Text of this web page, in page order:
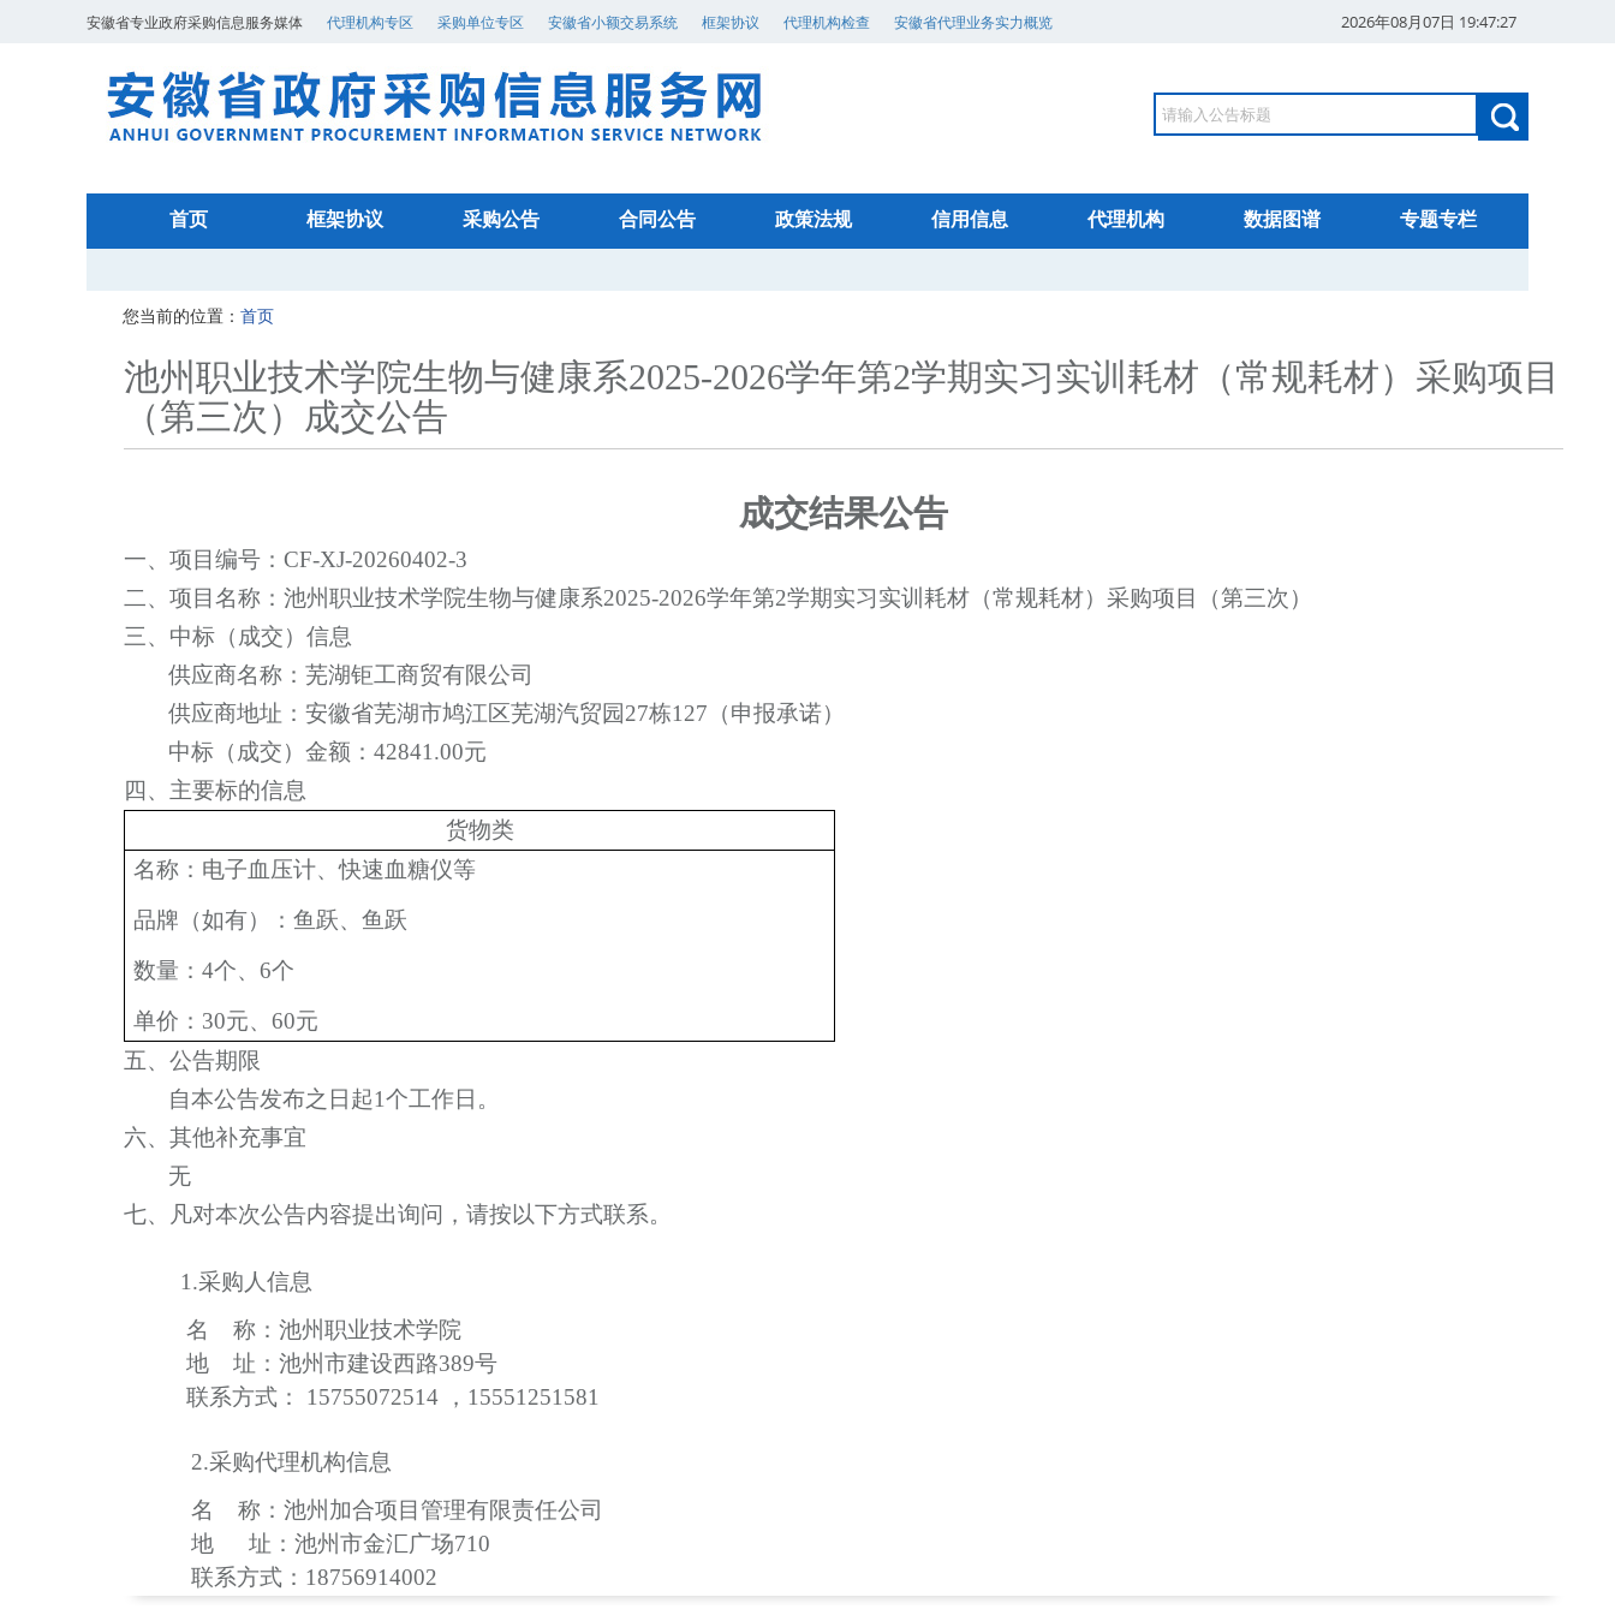
安徽省专业政府采购信息服务媒体 代理机构专区 采购单位专区 安徽省小额交易系统 框架协议 代理机构检查 安徽省代理业务实力概览 2026年08月07日 19:47:28
首页 框架协议 采购公告 合同公告 政策法规 信用信息 代理机构 数据图谱 专题专栏
您当前的位置： 首页
池州职业技术学院生物与健康系2025-2026学年第2学期实习实训耗材（常规耗材）采购项目
（第三次）成交公告
成交结果公告
一、项目编号： CF-XJ-20260402-3
二、项目名称： 池州职业技术学院生物与健康系2025-2026学年第2学期实习实训耗材（常规耗材）采购项目（第三次）
三、中标（成交）信息
供应商名称：芜湖钜工商贸有限公司
供应商地址：安徽省芜湖市鸠江区芜湖汽贸园27栋127（申报承诺）
中标（成交）金额：42841.00元
四、主要标的信息
货物类
名称： 电子血压计、快速血糖仪等
品牌（如有）：鱼跃、鱼跃
数量：4个、6个
单价： 30元、60元
五、公告期限
自本公告发布之日起1个工作日。
六、其他补充事宜
无
七、凡对本次公告内容提出询问，请按以下方式联系。
1.采购人信息
名
称：池州职业技术学院
地
址：池州市建设西路389号
联系方式：
15755072514 ，15551251581
2.采购代理机构信息
名
称：池州加合项目管理有限责任公司
地
址：池州市金汇广场710
联系方式： 18756914002